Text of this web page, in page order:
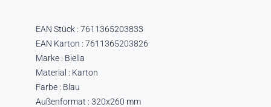
EAN Stück : 7611365203833
EAN Karton : 7611365203826
Marke : Biella
Material : Karton
Farbe : Blau
Außenformat : 320x260 mm